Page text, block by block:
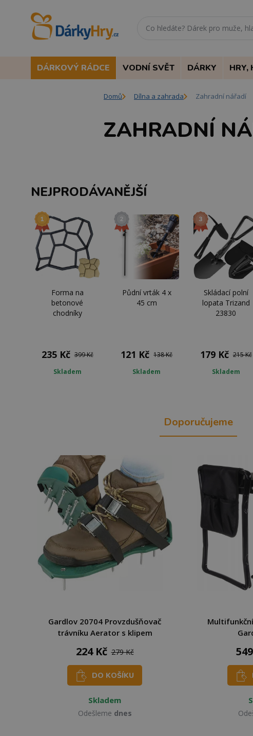
DÁRKOVÝ RÁDCE VODNÍ SVĚT DÁRKY HRY,
Domů Dílna a zahrada Zahradní nářadí
ZAHRADNÍ
NEJPRODÁVANĚJŠÍ
Forma na
betonové
chodníky
235 Kč 399 Kč
Skladem
Půdní vrták 4 x
45 cm
121 Kč 138 Kč
Skladem
Skládací polní
lopata Trizand
23830
179 Kč 215 Kč
Skladem
Doporučujeme
Gardlov 20704 Provzdušňovač
trávníku Aerator s klipem
224 Kč 279 Kč
DO KOŠÍKU
Skladem
Odešleme dnes